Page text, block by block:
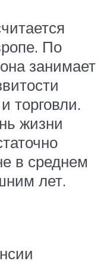
По
занимает
торговли.
жизни
в среднем
лет.